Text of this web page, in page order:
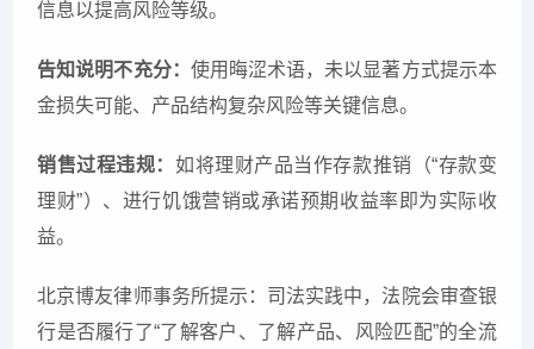
信息以提高风险等级。
告知说明不充分： 使用晦涩术语，未以显著方式提示本
金损失可能、产品结构复杂风险等关键信息。
销售过程违规：如将理财产品当作存款推销（“存款变
理财”）、进行饥饿营销或承诺预期收益率即为实际收
益。
北京博友律师事务所提示：司法实践中，法院会审查银
行是否履行了“了解客户、了解产品、风险匹配”的全流